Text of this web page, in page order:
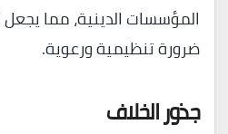
المؤسسات الدينية، مما
ضرورة تنظيمية ورعوية.
جذور الخلاف